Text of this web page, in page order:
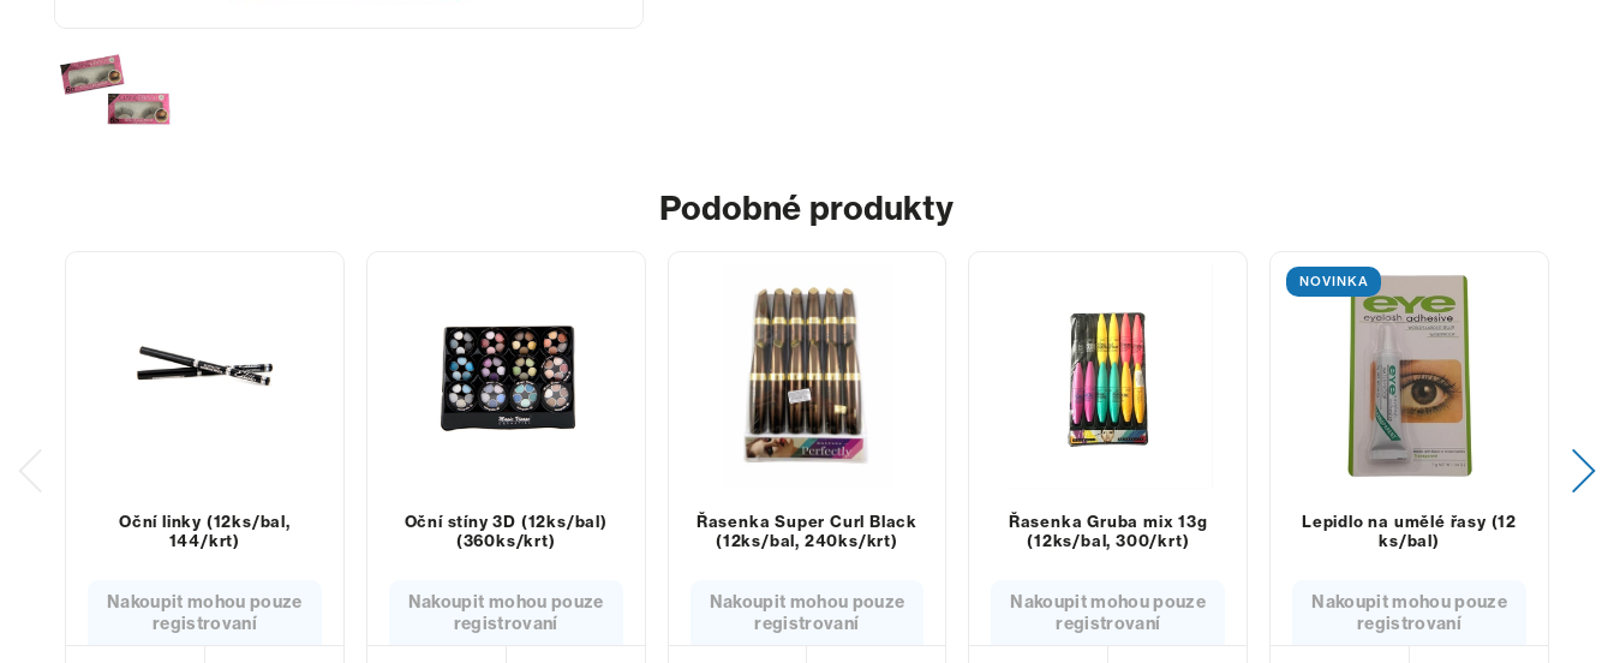
Podobné produkty
Oční linky (12ks/bal,
144/krt)
Nakoupit mohou pouze
registrovaní
Oční stíny 3D (12ks/bal)
(360ks/krt)
Nakoupit mohou pouze
registrovaní
Řasenka Super Curl Black
(12ks/bal, 240ks/krt)
Nakoupit mohou pouze
registrovaní
Řasenka Gruba mix 13g
(12ks/bal, 300/krt)
Nakoupit mohou pouze
registrovaní
NOVINKA
Lepidlo na umělé řasy (12
ks/bal)
Nakoupit mohou pouze
registrovaní